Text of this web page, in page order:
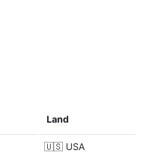
Land
🇺🇸 USA